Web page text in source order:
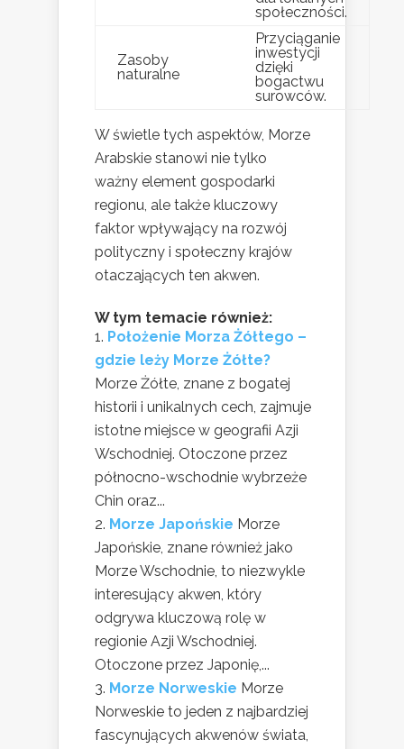
społeczności.
Zasoby
naturalne
Przyciąganie
inwestycji
dzięki
bogactwu
surowców.
W świetle tych aspektów, Morze
Arabskie stanowi nie tylko
ważny element gospodarki
regionu, ale także kluczowy
faktor wpływający na rozwój
polityczny i społeczny krajów
otaczających ten akwen.
W tym temacie również:
Położenie Morza Żółtego –
gdzie leży Morze Żółte?
Morze Żółte, znane z bogatej
historii i unikalnych cech, zajmuje
istotne miejsce w geografii Azji
Wschodniej. Otoczone przez
północno-wschodnie wybrzeże
Chin oraz...
Morze Japońskie Morze
Japońskie, znane również jako
Morze Wschodnie, to niezwykle
interesujący akwen, który
odgrywa kluczową rolę w
regionie Azji Wschodniej.
Otoczone przez Japonię,...
Morze Norweskie Morze
Norweskie to jeden z najbardziej
fascynujących akwenów świata,